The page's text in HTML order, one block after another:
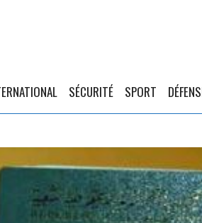
SÉCURITÉ SPORT